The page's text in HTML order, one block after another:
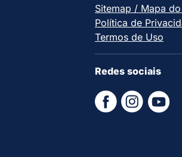
Sitemap / Mapa
Política de
Termos de Uso
Redes sociais